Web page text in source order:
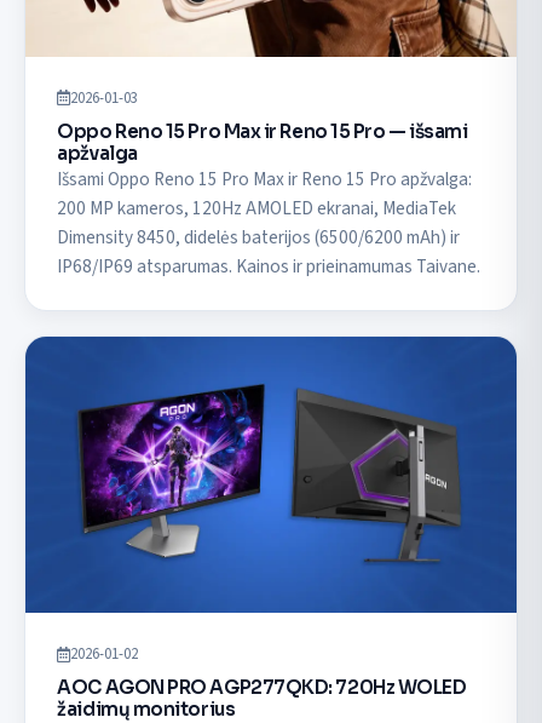
2026-01-03
Oppo Reno 15 Pro Max ir Reno 15 Pro — išsami
apžvalga
Išsami Oppo Reno 15 Pro Max ir Reno 15 Pro apžvalga:
200 MP kameros, 120Hz AMOLED ekranai, MediaTek
Dimensity 8450, didelės baterijos (6500/6200 mAh) ir
IP68/IP69 atsparumas. Kainos ir prieinamumas Taivane.
2026-01-02
AOC AGON PRO AGP277QKD: 720Hz WOLED
žaidimų monitorius